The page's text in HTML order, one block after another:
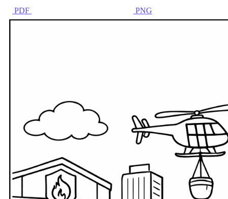
PDF PNG